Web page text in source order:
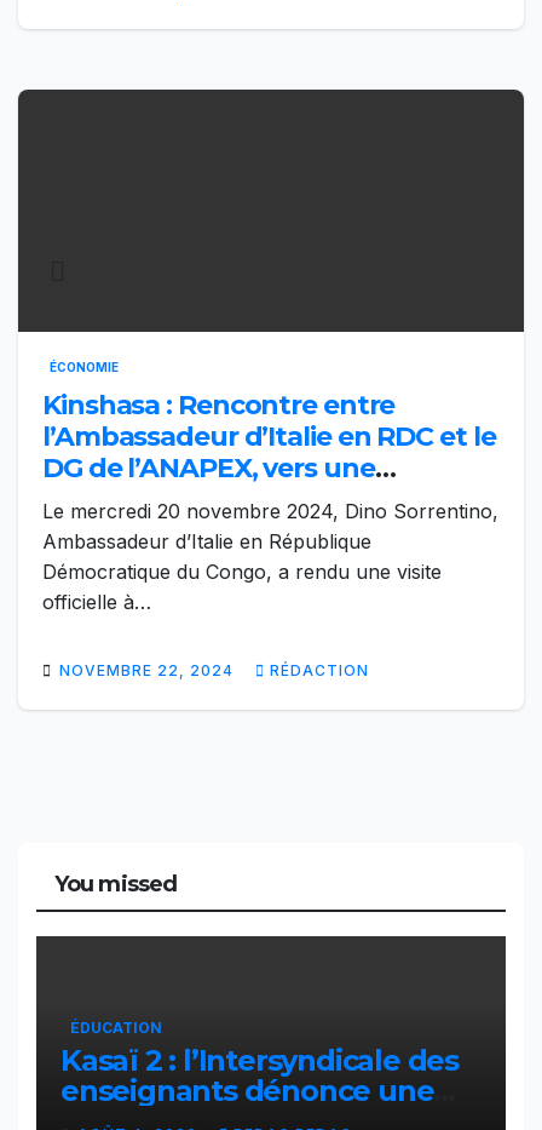
ÉCONOMIE
Kinshasa : Rencontre entre
l’Ambassadeur d’Italie en RDC et le
DG de l’ANAPEX, vers une
coopération renforcée
Le mercredi 20 novembre 2024, Dino Sorrentino,
Ambassadeur d’Italie en République
Démocratique du Congo, a rendu une visite
officielle à…
NOVEMBRE 22, 2024 RÉDACTION
You missed
ÉDUCATION
Kasaï 2 : l’Intersyndicale des
enseignants dénonce une
contribution financière